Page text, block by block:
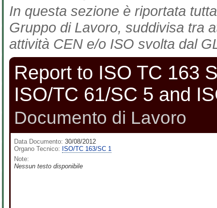
In questa sezione è riportata
Gruppo di Lavoro, suddivisa tra
attività CEN e/o ISO svolta dal
Report to ISO TC 163
ISO/TC 61/SC 5 and
Documento di Lavoro
Data Documento: 30/08/2012
Organo Tecnico: ISO/TC 163/SC 1
Note:
Nessun testo disponibile